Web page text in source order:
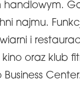
najmu.
i
oraz klub
Center.